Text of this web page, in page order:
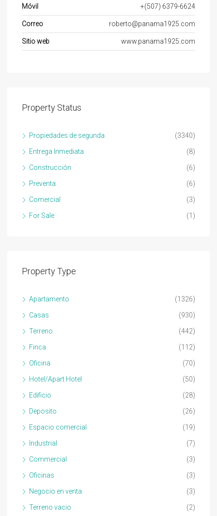
Móvil +(507) 6379-6624
Correo roberto@panama1925.com
Sitio web www.panama1925.com
Property Status
Propiedades de segunda (3340)
Entrega Inmediata (8)
Construcción (6)
Preventa (6)
Comercial (3)
For Sale (1)
Property Type
Apartamento (1326)
Casas (930)
Terreno (442)
Finca (112)
Oficina (70)
Hotel/Apart Hotel (50)
Edificio (28)
Deposito (26)
Espacio comercial (19)
Industrial (7)
Commercial (3)
Oficinas (3)
Negocio en venta (3)
Terreno vacio (2)